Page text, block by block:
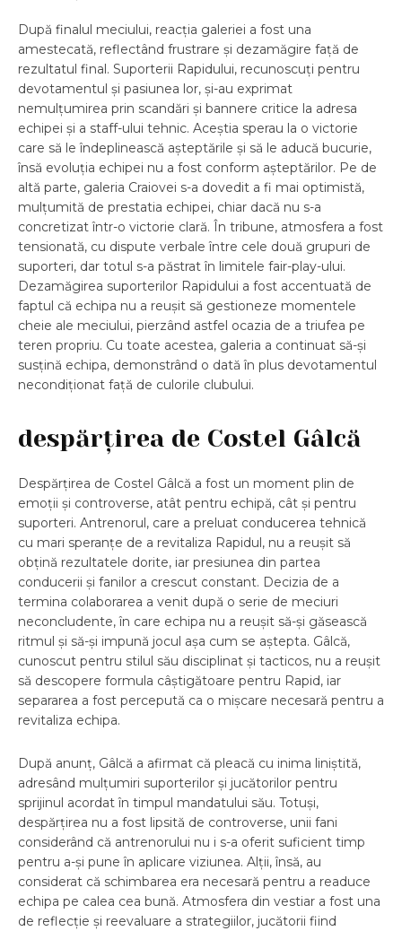
După finalul meciului, reacția galeriei a fost una
amestecată, reflectând frustrare și dezamăgire față de
rezultatul final. Suporterii Rapidului, recunoscuți pentru
devotamentul și pasiunea lor, și-au exprimat
nemulțumirea prin scandări și bannere critice la adresa
echipei și a staff-ului tehnic. Aceștia sperau la o victorie
care să le îndeplinească așteptările și să le aducă bucurie,
însă evoluția echipei nu a fost conform așteptărilor. Pe de
altă parte, galeria Craiovei s-a dovedit a fi mai optimistă,
mulțumită de prestatia echipei, chiar dacă nu s-a
concretizat într-o victorie clară. În tribune, atmosfera a fost
tensionată, cu dispute verbale între cele două grupuri de
suporteri, dar totul s-a păstrat în limitele fair-play-ului.
Dezamăgirea suporterilor Rapidului a fost accentuată de
faptul că echipa nu a reușit să gestioneze momentele
cheie ale meciului, pierzând astfel ocazia de a triufea pe
teren propriu. Cu toate acestea, galeria a continuat să-și
susțină echipa, demonstrând o dată în plus devotamentul
necondiționat față de culorile clubului.
despărțirea de Costel Gâlcă
Despărțirea de Costel Gâlcă a fost un moment plin de
emoții și controverse, atât pentru echipă, cât și pentru
suporteri. Antrenorul, care a preluat conducerea tehnică
cu mari speranțe de a revitaliza Rapidul, nu a reușit să
obțină rezultatele dorite, iar presiunea din partea
conducerii și fanilor a crescut constant. Decizia de a
termina colaborarea a venit după o serie de meciuri
neconcludente, în care echipa nu a reușit să-și găsească
ritmul și să-și impună jocul așa cum se aștepta. Gâlcă,
cunoscut pentru stilul său disciplinat și tacticos, nu a reușit
să descopere formula câștigătoare pentru Rapid, iar
separarea a fost percepută ca o mișcare necesară pentru a
revitaliza echipa.
După anunț, Gâlcă a afirmat că pleacă cu inima liniștită,
adresând mulțumiri suporterilor și jucătorilor pentru
sprijinul acordat în timpul mandatului său. Totuși,
despărțirea nu a fost lipsită de controverse, unii fani
considerând că antrenorului nu i s-a oferit suficient timp
pentru a-și pune în aplicare viziunea. Alții, însă, au
considerat că schimbarea era necesară pentru a readuce
echipa pe calea cea bună. Atmosfera din vestiar a fost una
de reflecție și reevaluare a strategiilor, jucătorii fiind